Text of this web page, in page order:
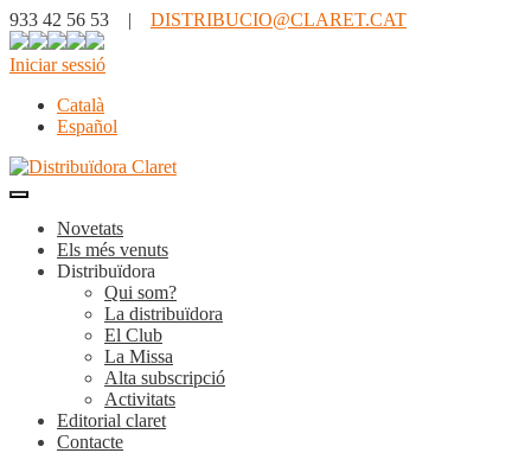
933 42 56 53 | DISTRIBUCIO@CLARET.CAT
Iniciar sessió
Català
Español
Novetats
Els més venuts
Distribuïdora
Qui som?
La distribuïdora
El Club
La Missa
Alta subscripció
Activitats
Editorial claret
Contacte